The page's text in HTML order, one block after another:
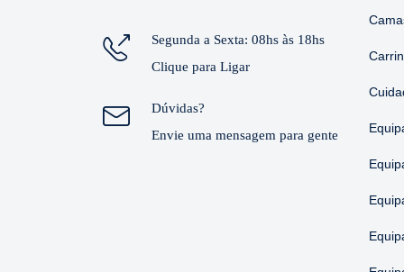
Segunda a Sexta: 08hs às 18hs
Clique para Ligar
Dúvidas?
Envie uma mensagem para gente